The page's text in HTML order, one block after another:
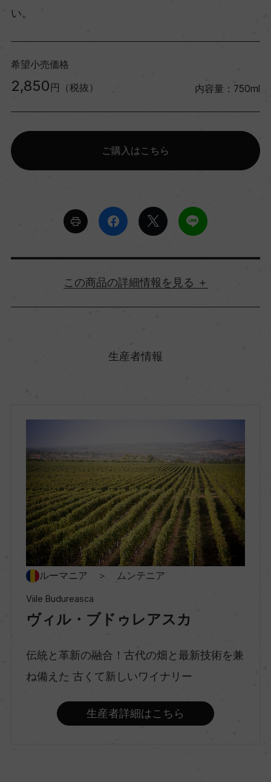
い。
希望小売価格
2,850 円（税抜） 内容量：750ml
ご購入はこちら
詳細情報
地区名
デアル・マーレ
村名
種類
スティルワイン
辛口
タマイオアサ・ロマネアスカ 100%
生産者情報
ルーマニア ＞ ムンテニア
Viile Budureasca
ヴィル・ブドゥレアスカ
伝統と革新の融合！古代の畑と最新技術を兼
ね備えた 古くて新しいワイナリー
生産者詳細はこちら